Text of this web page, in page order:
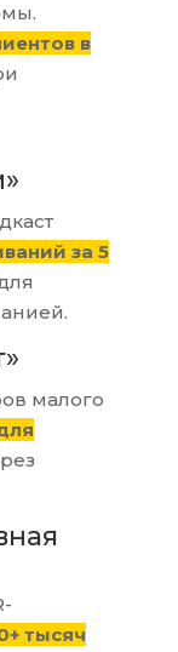
в
за 5
малого
тысяч